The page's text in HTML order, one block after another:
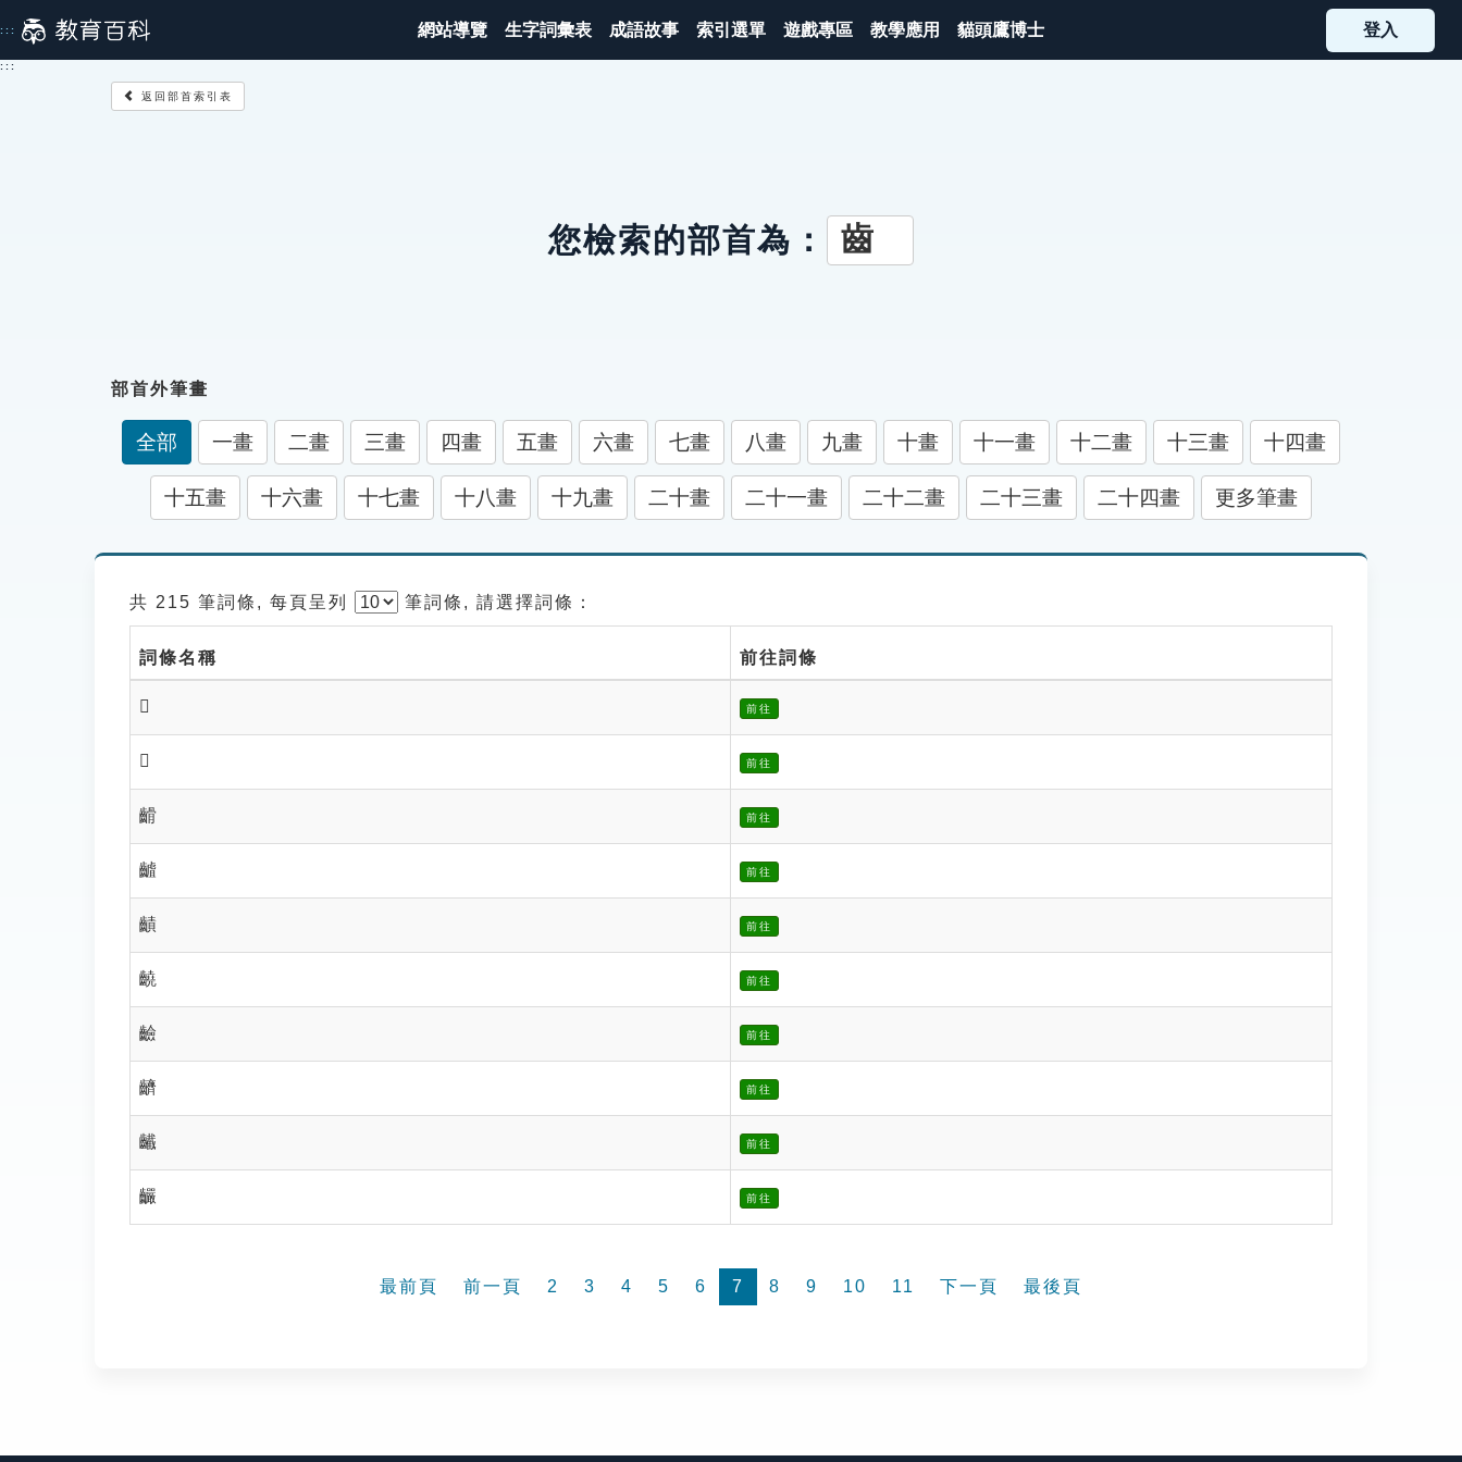
到
主
::: 網站導覽 生字詞彙表 成語故事 索引選單 遊戲專區 教學應用 貓頭鷹博士 登入
:::
返回部首索引表
您檢索的部首為： 齒
部首外筆畫
全部 一畫 二畫 三畫 四畫 五畫 六畫 七畫 八畫 九畫 十畫 十一畫 十二畫 十三畫 十四畫
十五畫 十六畫 十七畫 十八畫 十九畫 二十畫 二十一畫 二十二畫 二十三畫 二十四畫 更多筆畫
共 215 筆詞條, 每頁呈列 筆詞條, 請選擇詞條：
詞條名稱 前往詞條
𣦋 前往
𪗔 前往
䶤 前往
䶥 前往
䶦 前往
䶧 前往
䶨 前往
䶩 前往
䶪 前往
䶫 前往
最前頁 前一頁 2 3 4 5 6 7 8 9 10 11 下一頁 最後頁